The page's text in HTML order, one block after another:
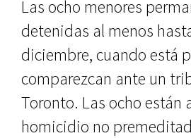
Las ocho menores
detenidas al menos
diciembre, cuando está
comparezcan ante un
Toronto. Las ocho están
homicidio no